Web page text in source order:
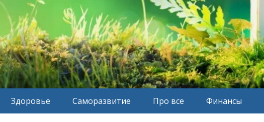
Здоровье Саморазвитие Про все Финансы